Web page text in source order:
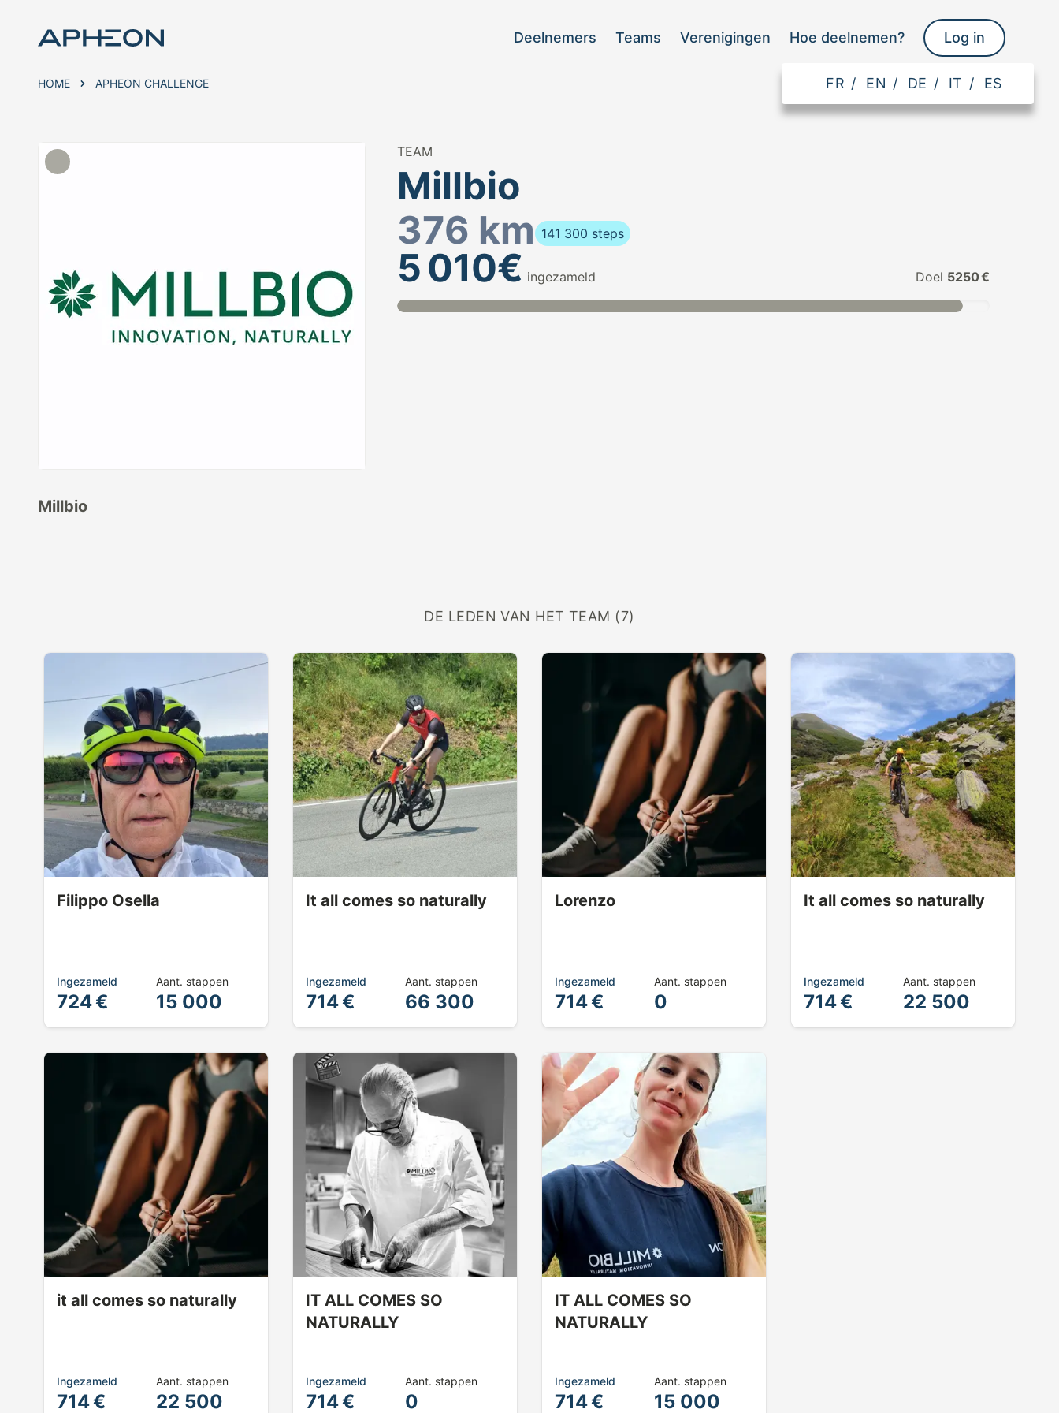
Deelnemers Teams Verenigingen Hoe deelnemen? Log in
FR / EN / DE / IT / ES
HOME APHEON CHALLENGE
TEAM
Millbio
376 km 141 300 steps
5 010€ ingezameld Doel 5250 €
Millbio
DE LEDEN VAN HET TEAM (7)
Filippo Osella
Ingezameld
724 €
Aant. stappen
15 000
It all comes so naturally
Ingezameld
714 €
Aant. stappen
66 300
Lorenzo
Ingezameld
714 €
Aant. stappen
0
It all comes so naturally
Ingezameld
714 €
Aant. stappen
22 500
it all comes so naturally
Ingezameld
714 €
Aant. stappen
22 500
IT ALL COMES SO
NATURALLY
Ingezameld
714 €
Aant. stappen
0
IT ALL COMES SO
NATURALLY
Ingezameld
714 €
Aant. stappen
15 000